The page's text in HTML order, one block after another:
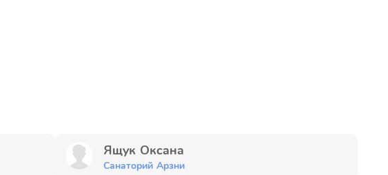
Ящук Оксана
Санаторий Арзни